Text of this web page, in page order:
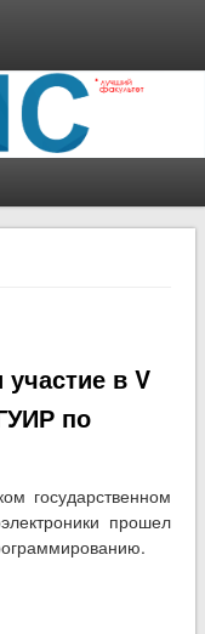
в V
по
государственном
прошел
в V Открытом